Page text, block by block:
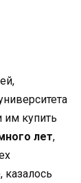
купить
лет,
казалось